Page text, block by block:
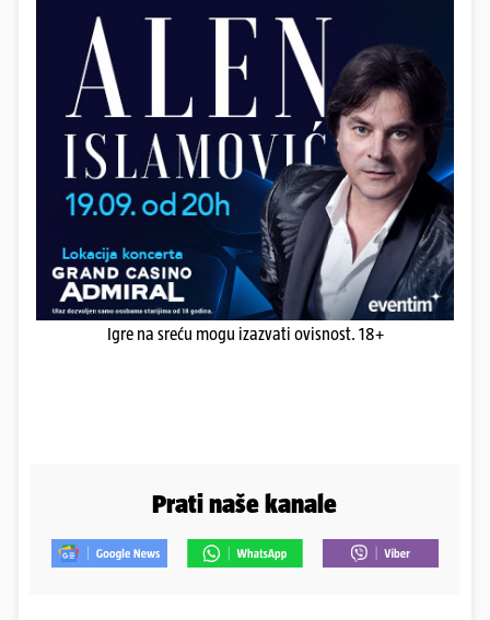
Igre na sreću mogu izazvati ovisnost. 18+
Prati naše kanale